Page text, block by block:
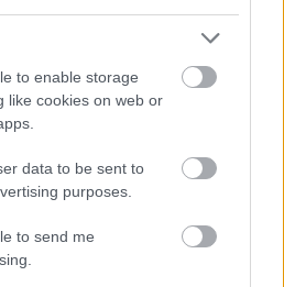
to enable storage
like cookies on web or
data to be sent to
purposes.
to send me